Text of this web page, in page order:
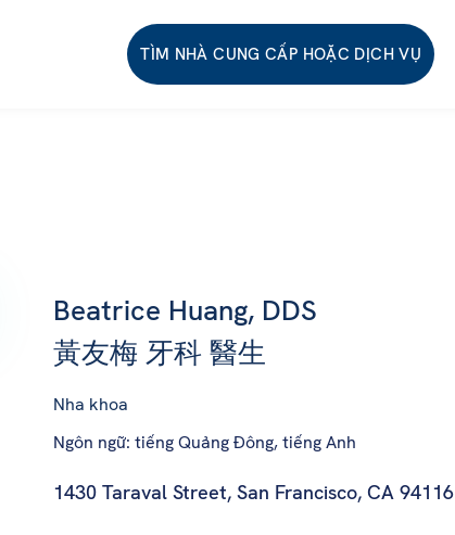
TÌM NHÀ CUNG CẤP HOẶC DỊCH VỤ
Beatrice Huang, DDS
黃友梅 牙科 醫生
Nha khoa
Ngôn ngữ: tiếng Quảng Đông, tiếng Anh
1430 Taraval Street, San Francisco, CA 94116